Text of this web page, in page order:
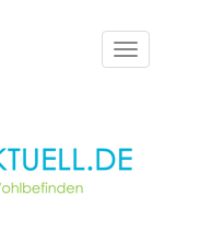
Toggle
navigation